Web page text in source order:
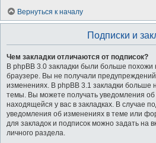
Вернуться к началу
Подписки и
Чем закладки отличаются от подписок?
В phpBB 3.0 закладки были больше похожи
браузере. Вы не получали
изменениях. В phpBB 3.1 закладки больше
темы. Вы можете получать уведомления
находящейся у вас в закладках. В случае
уведомления об изменениях в теме или
для закладок и подписок можно задать на
личного раздела.